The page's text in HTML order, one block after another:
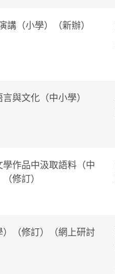
（小學）（新辦）
與文化（中小學）
作品中汲取語料（中
修訂）
（修訂）（網上研討